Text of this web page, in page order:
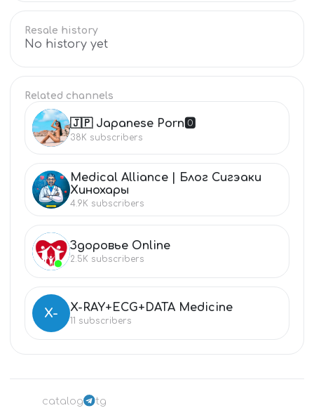
Resale history
No history yet
Related channels
🇯 🇯🇵 Japanese Porn🅾️
38K subscribers
ME
Medical Alliance | Блог Сигэаки
Хинохары
4.9K subscribers
ЗД Здоровье Online
2.5K subscribers
X- X-RAY+ECG+DATA Medicine
11 subscribers
catalog tg